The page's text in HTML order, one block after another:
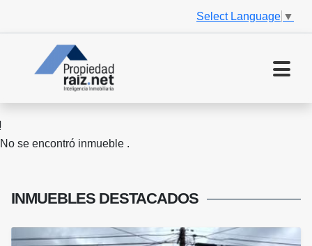
Select Language ▼
No se encontró inmueble .
INMUEBLES DESTACADOS